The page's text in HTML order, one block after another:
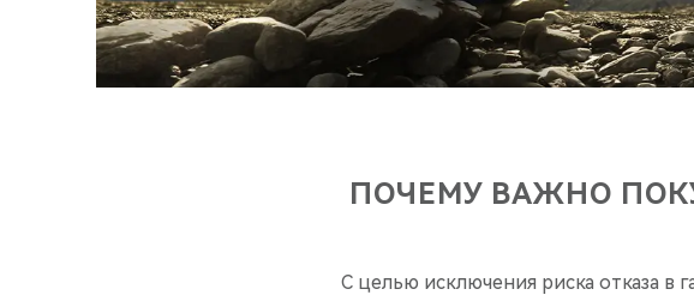
ПОЧЕМУ ВАЖНО
С целью исключения риска отказа в